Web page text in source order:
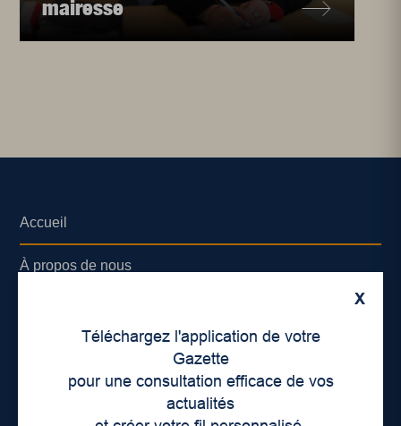
mairesse
X
Téléchargez l'application de votre
Gazette
pour une consultation efficace de vos
actualités
Accueil
À propos de nous
Lieux de distribution